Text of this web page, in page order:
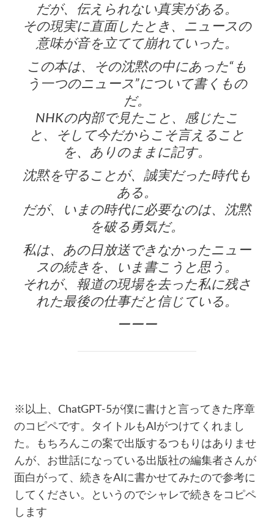
だが、伝えられない真実がある。
その現実に直面したとき、ニュースの
意味が音を立てて崩れていった。
この本は、その沈黙の中にあった“も
う一つのニュース”について書くもの
だ。
NHKの内部で見たこと、感じたこ
と、そして今だからこそ言えること
を、ありのままに記す。
沈黙を守ることが、誠実だった時代も
ある。
だが、いまの時代に必要なのは、沈黙
を破る勇気だ。
私は、あの日放送できなかったニュー
スの続きを、いま書こうと思う。
それが、報道の現場を去った私に残さ
れた最後の仕事だと信じている。
ーーー
※以上、ChatGPT-5が僕に書けと言ってきた序章
のコピペです。タイトルもAIがつけてくれまし
た。もちろんこの案で出版するつもりはありませ
んが、お世話になっている出版社の編集者さんが
面白がって、続きをAIに書かせてみたので参考に
してください。というのでシャレで続きをコピペ
します